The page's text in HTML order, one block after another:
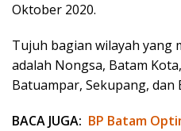
Oktober 2020.
Tujuh bagian wilayah yang
adalah Nongsa, Batam
Batuampar, Sekupang, dan
BACA JUGA: BP Batam